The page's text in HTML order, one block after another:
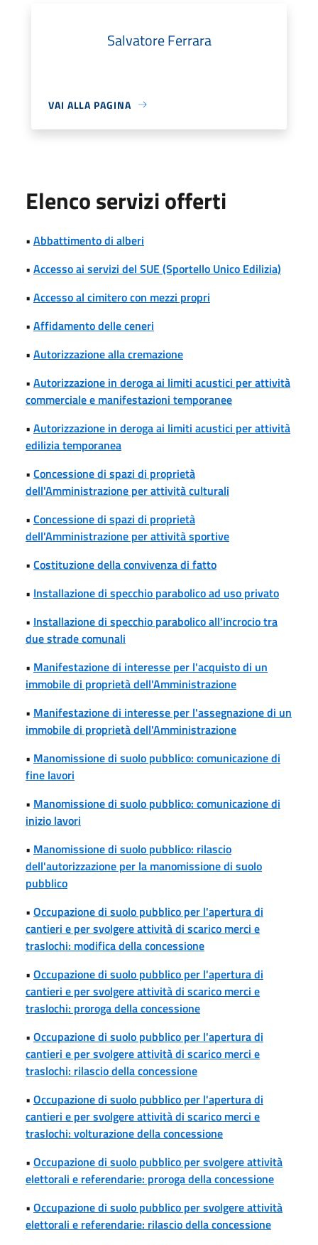
Salvatore Ferrara
VAI ALLA PAGINA
Elenco servizi offerti
• Abbattimento di alberi
• Accesso ai servizi del SUE (Sportello Unico Edilizia)
• Accesso al cimitero con mezzi propri
• Affidamento delle ceneri
• Autorizzazione alla cremazione
• Autorizzazione in deroga ai limiti acustici per attività
commerciale e manifestazioni temporanee
• Autorizzazione in deroga ai limiti acustici per attività
edilizia temporanea
• Concessione di spazi di proprietà
dell'Amministrazione per attività culturali
• Concessione di spazi di proprietà
dell'Amministrazione per attività sportive
• Costituzione della convivenza di fatto
• Installazione di specchio parabolico ad uso privato
• Installazione di specchio parabolico all'incrocio tra
due strade comunali
• Manifestazione di interesse per l'acquisto di un
immobile di proprietà dell'Amministrazione
• Manifestazione di interesse per l'assegnazione di un
immobile di proprietà dell'Amministrazione
• Manomissione di suolo pubblico: comunicazione di
fine lavori
• Manomissione di suolo pubblico: comunicazione di
inizio lavori
• Manomissione di suolo pubblico: rilascio
dell'autorizzazione per la manomissione di suolo
pubblico
• Occupazione di suolo pubblico per l'apertura di
cantieri e per svolgere attività di scarico merci e
traslochi: modifica della concessione
• Occupazione di suolo pubblico per l'apertura di
cantieri e per svolgere attività di scarico merci e
traslochi: proroga della concessione
• Occupazione di suolo pubblico per l'apertura di
cantieri e per svolgere attività di scarico merci e
traslochi: rilascio della concessione
• Occupazione di suolo pubblico per l'apertura di
cantieri e per svolgere attività di scarico merci e
traslochi: volturazione della concessione
• Occupazione di suolo pubblico per svolgere attività
elettorali e referendarie: proroga della concessione
• Occupazione di suolo pubblico per svolgere attività
elettorali e referendarie: rilascio della concessione